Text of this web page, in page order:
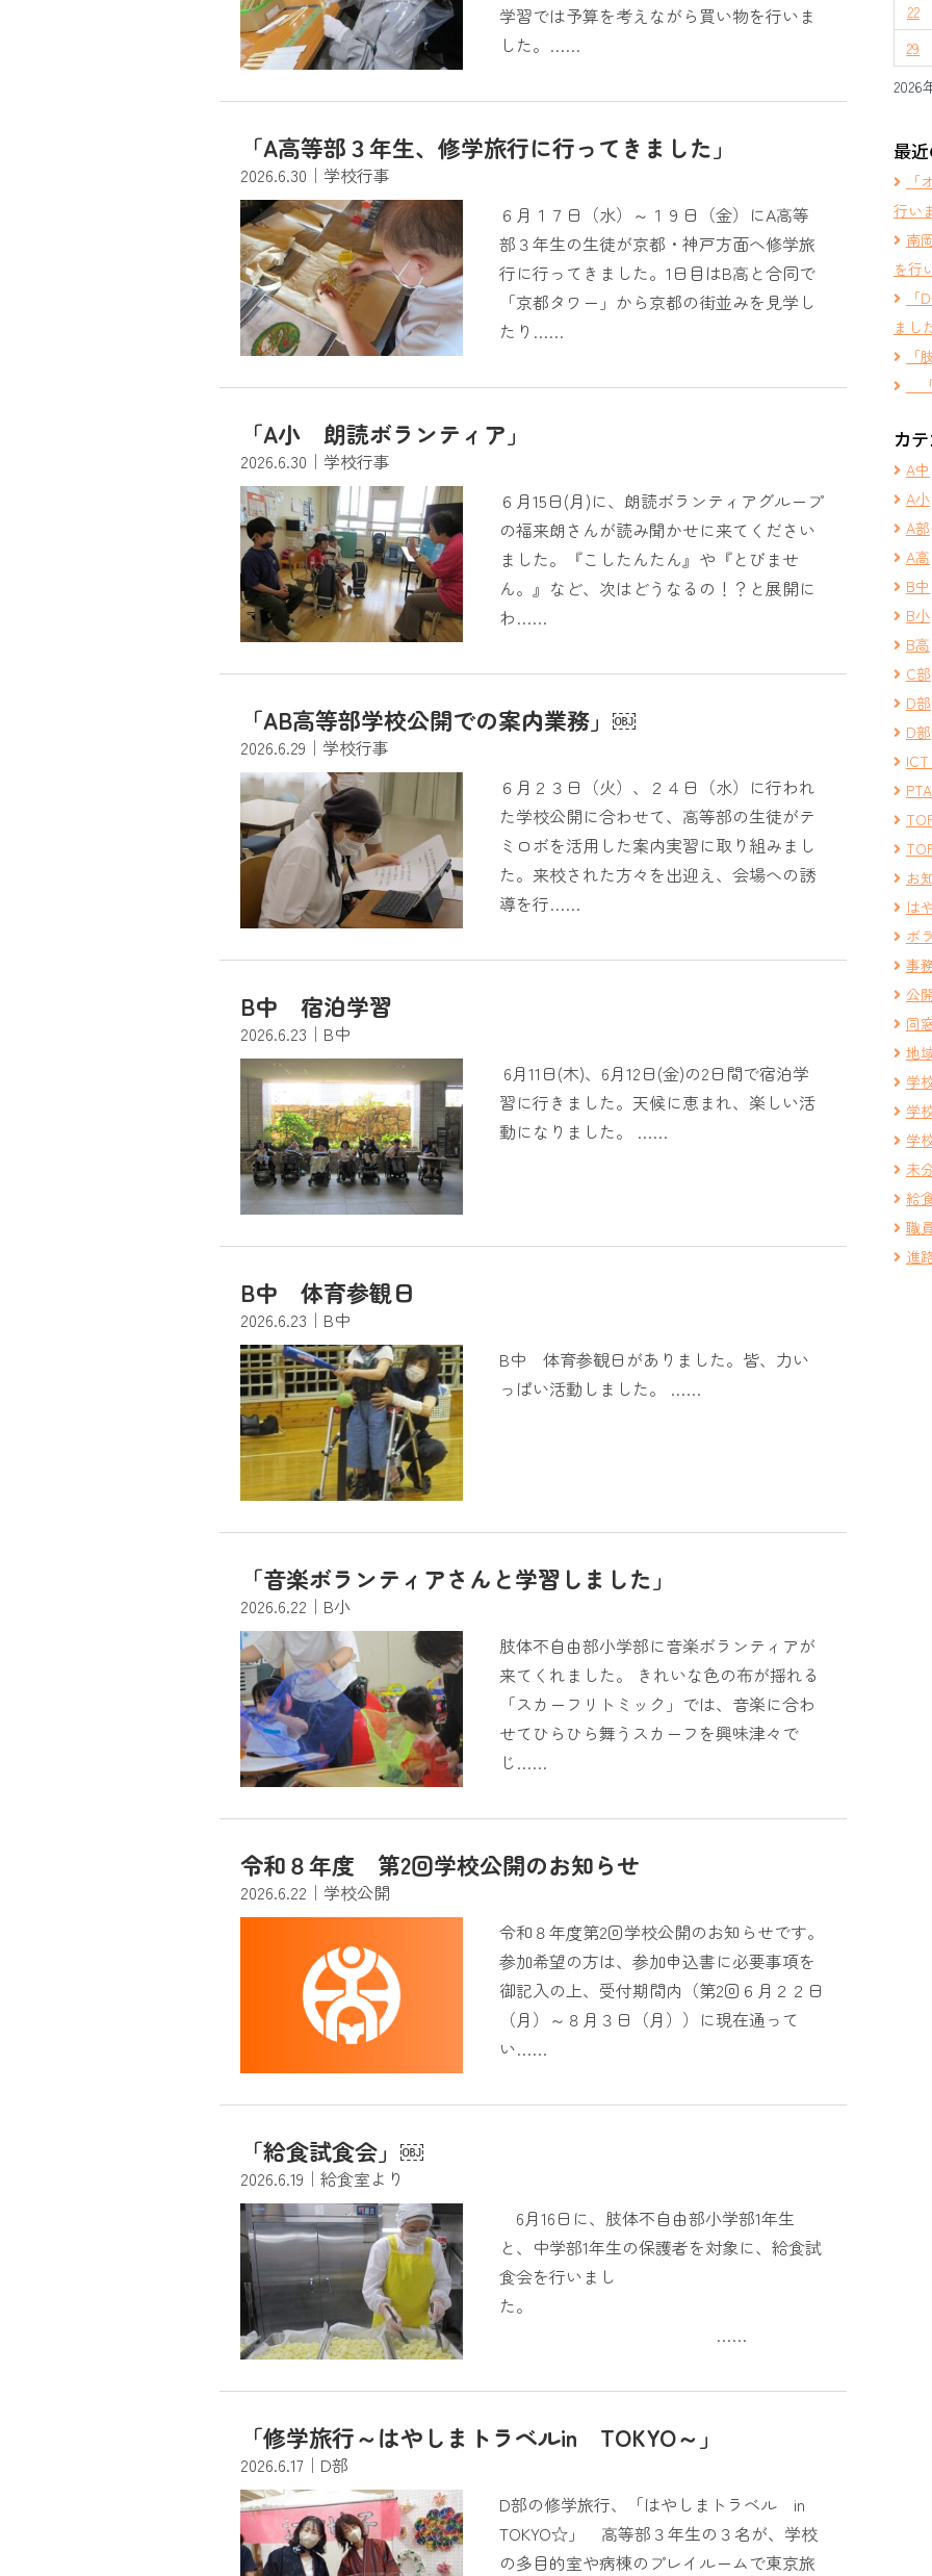
学習では予算を考えながら買い物を行いま
した。……
「A高等部３年生、修学旅行に行ってきました」
2026.6.30 ｜学校行事
６月１７日（水）～１９日（金）にA高等
部３年生の生徒が京都・神戸方面へ修学旅
行に行ってきました。1日目はB高と合同で
「京都タワー」から京都の街並みを見学し
たり……
「A小 朗読ボランティア」
2026.6.30 ｜学校行事
６月15日(月)に、朗読ボランティアグループ
の福来朗さんが読み聞かせに来てください
ました。『こしたんたん』や『とびませ
ん。』など、次はどうなるの！？と展開に
わ……
「AB高等部学校公開での案内業務」￼
2026.6.29 ｜学校行事
６月２３日（火）、２４日（水）に行われ
た学校公開に合わせて、高等部の生徒がテ
ミロボを活用した案内実習に取り組みまし
た。来校された方々を出迎え、会場への誘
導を行……
B中 宿泊学習
2026.6.23 ｜B中
6月11日(木)、6月12日(金)の2日間で宿泊学
習に行きました。天候に恵まれ、楽しい活
動になりました。 ……
B中 体育参観日
2026.6.23 ｜B中
B中 体育参観日がありました。皆、力い
っぱい活動しました。 ……
「音楽ボランティアさんと学習しました」
2026.6.22 ｜B小
肢体不自由部小学部に音楽ボランティアが
来てくれました。 きれいな色の布が揺れる
「スカーフリトミック」では、音楽に合わ
せてひらひら舞うスカーフを興味津々で
じ……
令和８年度 第2回学校公開のお知らせ
2026.6.22 ｜学校公開
令和８年度第2回学校公開のお知らせです。
参加希望の方は、参加申込書に必要事項を
御記入の上、受付期間内（第2回６月２２日
（月）～８月３日（月））に現在通って
い……
「給食試食会」￼
2026.6.19 ｜給食室より
6月16日に、肢体不自由部小学部1年生
と、中学部1年生の保護者を対象に、給食試
食会を行いまし
た。
……
「修学旅行～はやしまトラベルin TOKYO～」
2026.6.17 ｜D部
D部の修学旅行、「はやしまトラベル in
TOKYO☆」 高等部３年生の３名が、学校
の多目的室や病棟のプレイルームで東京旅
2026
22
29
最
行い
南
を行
まし
カ
A中
A小
A部
A高
B中
B小
B高
C部
D部
D部
お
は
ボ
事
公
同
地
学
学
学
未
給
職
進